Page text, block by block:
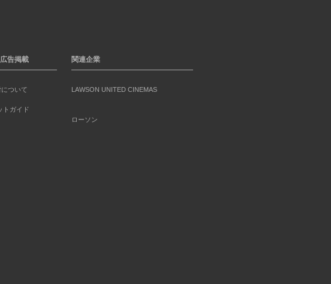
告掲載
ついて
トガイド
関連企業
LAWSON UNITED CINEMAS
ローソン